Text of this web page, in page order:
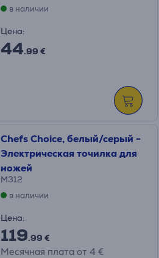
в наличии
Цена:
44.99 €
Chefs Choice, белый/серый -
Электрическая точилка для
ножей
M312
в наличии
Цена:
119.99 €
Месячная плата от 4 €